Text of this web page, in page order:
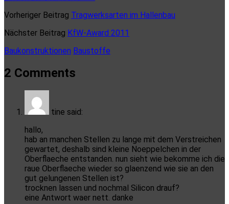
Vorheriger Beitrag Tragwerksarten im Hallenbau
Nächster Beitrag KfW-Award 2011
Baukonstruktionen Baustoffe
2 Comments
tine said:
hallo,
hab an manchen Stellen zu lange mit dem Verstreichen
gewartet, deshalb sind kleine Noeppelchen in der
Oberflaeche entstanden. nun sieht wie bekomme ich die
raue Oberflaeche wieder so glaenzend wie sie an den
gut gelungenen Stellen ist?
trocknen lassen und nochmal Silicon drauf?
eine Antwort waer nett. danke